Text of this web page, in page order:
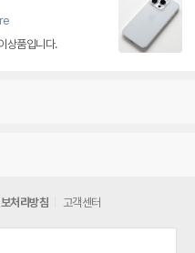
상품입니다.
처리방침 고객센터